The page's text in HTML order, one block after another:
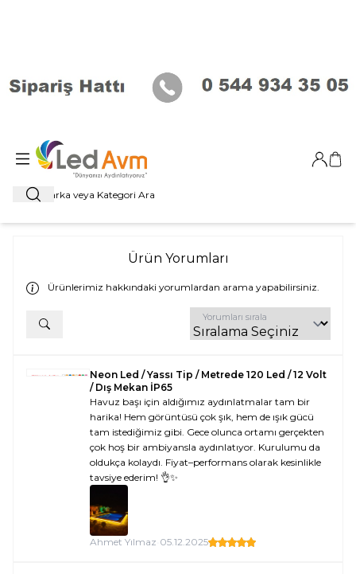
Ara
Giriş
Ürün Yorumları
Ürünlerimiz hakkındaki yorumlardan arama yapabilirsiniz.
Yorumları sırala
Neon Led / Yassı Tip / Metrede 120 Led / 12 Volt
/ Dış Mekan İP65
Havuz başı için aldığımız aydınlatmalar tam bir
harika! Hem görüntüsü çok şık, hem de ışık gücü
tam istediğimiz gibi. Gece olunca ortamı gerçekten
çok hoş bir ambiyansla aydınlatıyor. Kurulumu da
oldukça kolaydı. Fiyat–performans olarak kesinlikle
tavsiye ederim! 👌✨
Ahmet Yılmaz 05.12.2025